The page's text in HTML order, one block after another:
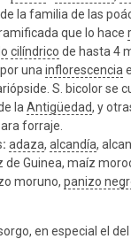
la familia de las
que lo hace
cilíndrico de hasta 4
una inflorescencia
S. bicolor se
la Antigüedad, y
forraje.
adaza, alcandía,
de Guinea, maíz
moruno, panizo
en especial el